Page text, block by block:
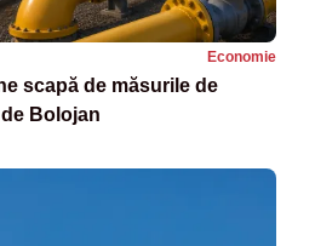
Economie
scapă de măsurile de
Bolojan